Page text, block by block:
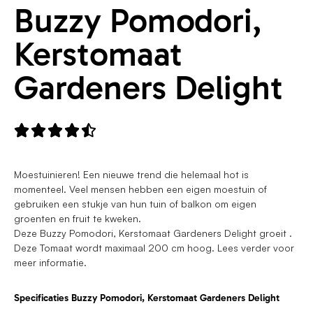
Buzzy Pomodori,
Kerstomaat
Gardeners Delight

Moestuinieren! Een nieuwe trend die helemaal hot is
momenteel. Veel mensen hebben een eigen moestuin of
gebruiken een stukje van hun tuin of balkon om eigen
groenten en fruit te kweken.
Deze Buzzy Pomodori, Kerstomaat Gardeners Delight groeit .
Deze Tomaat wordt maximaal 200 cm hoog. Lees verder voor
meer informatie.
Specificaties Buzzy Pomodori, Kerstomaat Gardeners Delight